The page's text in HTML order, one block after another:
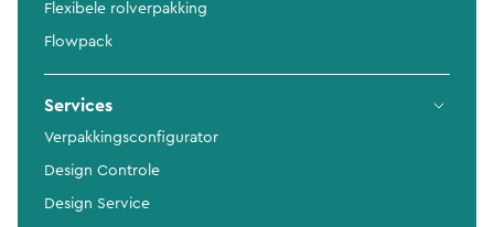
Flexibele rolverpakking
Flowpack
Services
Verpakkingsconfigurator
Design Controle
Design Service